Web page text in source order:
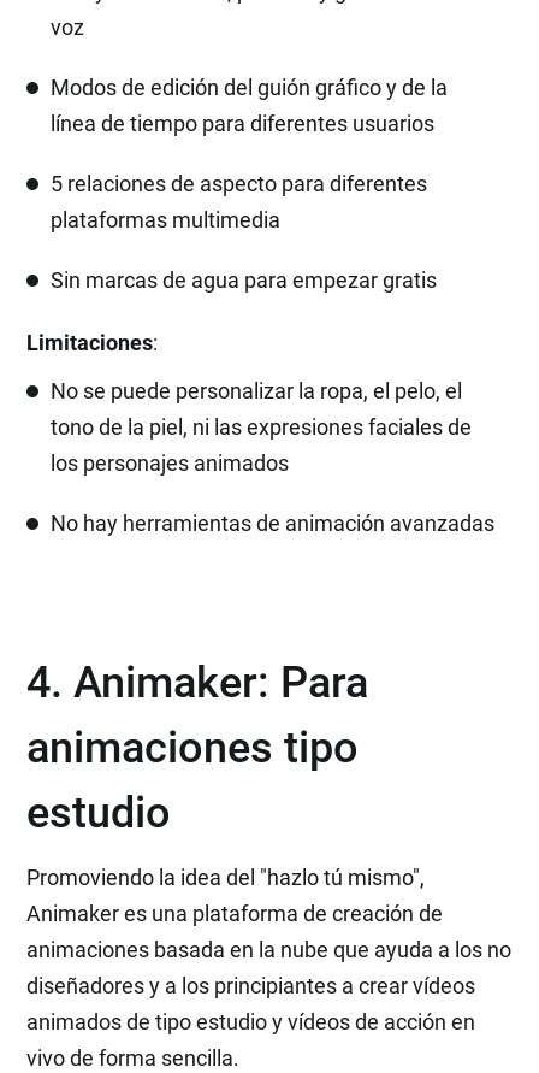
voz
Modos de edición del guión gráfico y de la
línea de tiempo para diferentes usuarios
5 relaciones de aspecto para diferentes
plataformas multimedia
Sin marcas de agua para empezar gratis
Limitaciones:
No se puede personalizar la ropa, el pelo, el
tono de la piel, ni las expresiones faciales de
los personajes animados
No hay herramientas de animación avanzadas
4. Animaker: Para
animaciones tipo
estudio
Promoviendo la idea del "hazlo tú mismo",
Animaker es una plataforma de creación de
animaciones basada en la nube que ayuda a los no
diseñadores y a los principiantes a crear vídeos
animados de tipo estudio y vídeos de acción en
vivo de forma sencilla.